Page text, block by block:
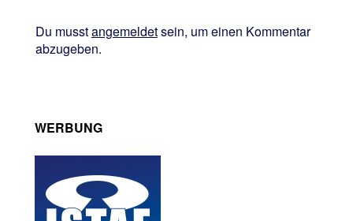
Du musstangemeldetsein, um einen Kommentar
abzugeben.
WERBUNG